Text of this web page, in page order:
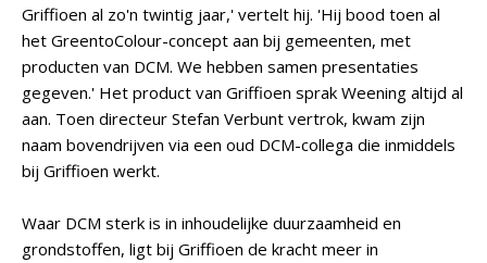
Griffioen al zo'n twintig jaar,' vertelt hij. 'Hij bood toen al
het GreentoColour-concept aan bij gemeenten, met
producten van DCM. We hebben samen presentaties
gegeven.' Het product van Griffioen sprak Weening altijd al
aan. Toen directeur Stefan Verbunt vertrok, kwam zijn
naam bovendrijven via een oud DCM-collega die inmiddels
bij Griffioen werkt.
Waar DCM sterk is in inhoudelijke duurzaamheid en
grondstoffen, ligt bij Griffioen de kracht meer in